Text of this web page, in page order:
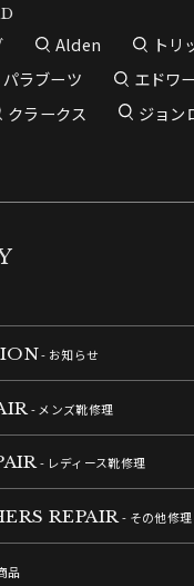
Alden
トリ
パラブーツ
エドワ
クラークス
ジョン
- お知らせ
- メンズ靴修理
- レディース靴修理
REPAIR- その他修理
品